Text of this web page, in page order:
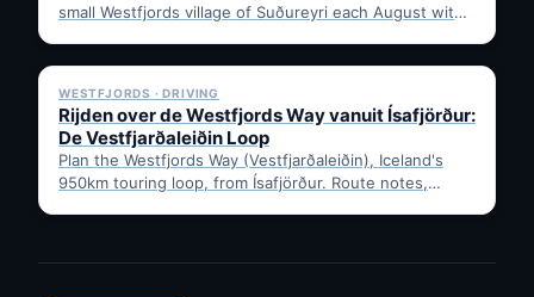
small Westfjords village of Suðureyri each August with
✓ 6 JUL
WESTFJORDS · DRIVING
Rijden over de Westfjords Way vanuit Ísafjörður:
De Vestfjarðaleiðin Loop
Plan the Westfjords Way (Vestfjarðaleiðin), Iceland's
950km touring loop, from Ísafjörður. Route notes,